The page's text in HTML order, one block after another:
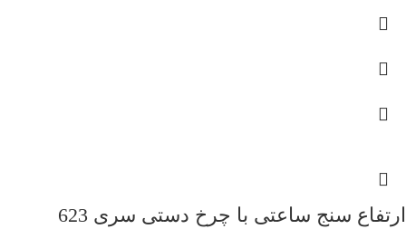
ارتفاع سنج ساعتی با چرخ دستی سری 623